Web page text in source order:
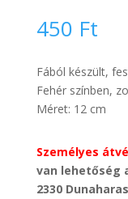
450 Ft
Fából készült,
Fehér színben,
Méret: 12 cm
Személyes
van lehetőség
2330